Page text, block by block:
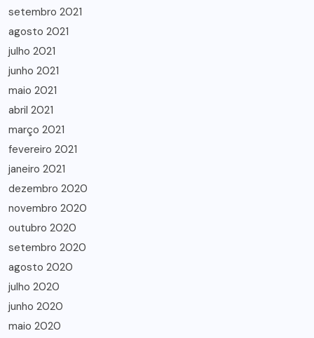
setembro 2021
agosto 2021
julho 2021
junho 2021
maio 2021
abril 2021
março 2021
fevereiro 2021
janeiro 2021
dezembro 2020
novembro 2020
outubro 2020
setembro 2020
agosto 2020
julho 2020
junho 2020
maio 2020